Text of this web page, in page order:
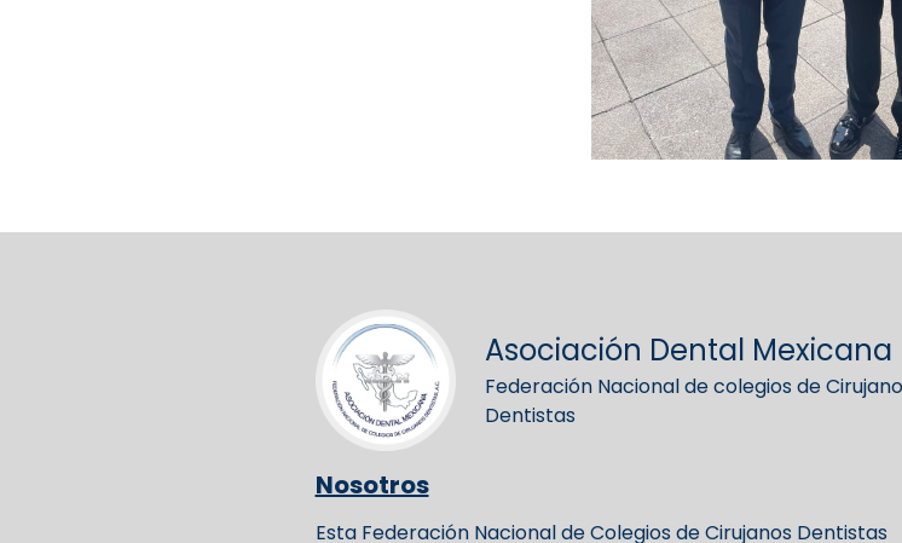
Asociación Dental Mexicana
Federación Nacional de colegios de
Dentistas
Nosotros
Esta Federación Nacional de Colegios de Cirujanos Dentistas